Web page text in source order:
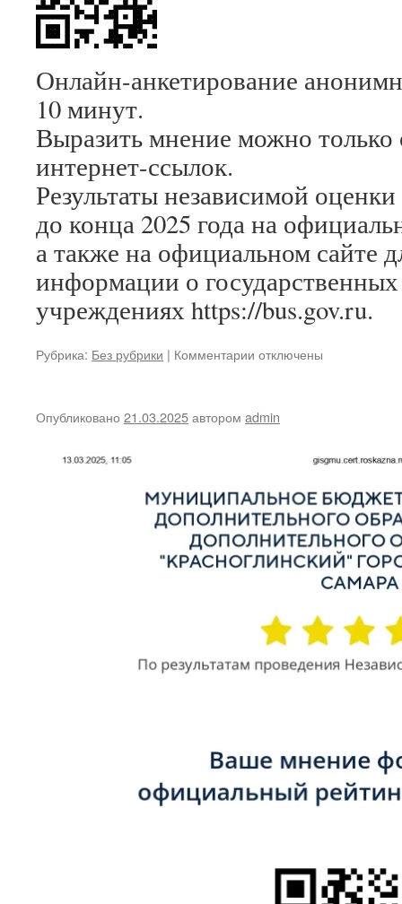
Онлайн-анкетирование
10 минут.
Выразить мнение можно только
интернет-ссылок.
Результаты независимой
до конца 2025 года на
а также на официальном сайте
информации о
учреждениях https://bus.gov.ru.
Рубрика: Без рубрики | Комментарии к
участие
независимой
отключены
Опубликовано 21.03.2025автором admin